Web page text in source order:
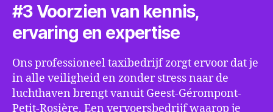
#3 Voorzien van kennis,
ervaring en expertise
Ons professioneel taxibedrijf zorgt ervoor dat je
in alle veiligheid en zonder stress naar de
luchthaven brengt vanuit Geest-Gérompont-
Petit-Rosière. Een vervoersbedrijf waarop je